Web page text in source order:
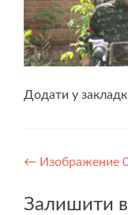
Додати у
записів
← Изображение
Залишити